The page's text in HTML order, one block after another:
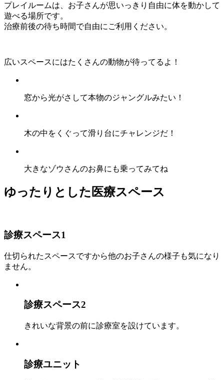
プレイルームは、お子さんが思いっきり自由に体を動かして
遊べる場所です。
治療前後の待ち時間で自由にご利用ください。
広いスペースにはたくさんの動物が待ってるよ！
窓から光がさして本物のジャングルみたい！
木の中をくぐって滑り台にチャレンジだ！
大きなゾウさんのお鼻にも乗ってみてね
ゆったりとした医療スペース
診療スペース1
仕切られたスペースですから他のお子さんの様子も気になり
ません。
診療スペース2
きれいな背景の前に診療室を設けています。
診療ユニット